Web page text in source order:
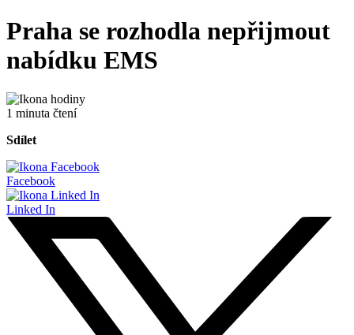
Praha se rozhodla nepřijmout
nabídku EMS
1 minuta čtení
Sdílet
Facebook
Linked In